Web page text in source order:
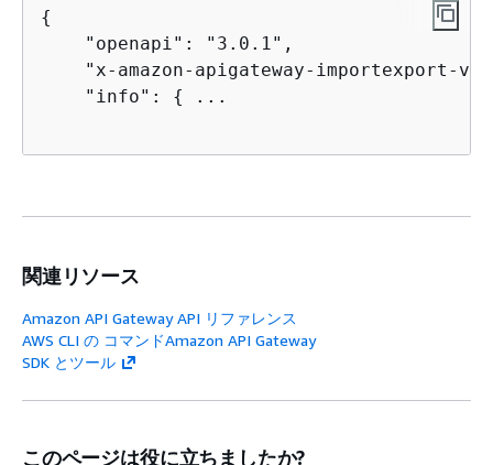
{
    "openapi": "3.0.1",
"x-amazon-apigateway-importexport-
    "info":
{ ...
関連リソース
Amazon API Gateway API リファレンス
AWS CLI の コマンドAmazon API Gateway
SDK とツール
このページは役に立ちましたか?